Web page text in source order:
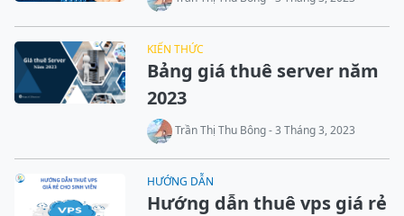
KIẾN THỨC
Bảng giá thuê server năm
2023
Trần Thị Thu Bông - 3 Tháng 3, 2023
HƯỚNG DẪN
Hướng dẫn thuê vps giá rẻ